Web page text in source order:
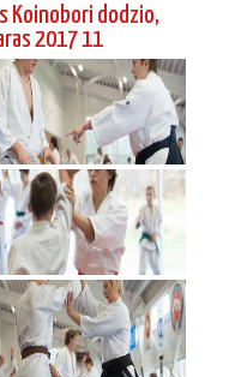
Koinobori dodzio,
2017 11